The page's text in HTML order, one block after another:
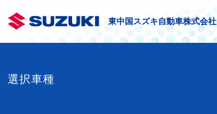
東中国スズキ自動車株式会社
選択車種